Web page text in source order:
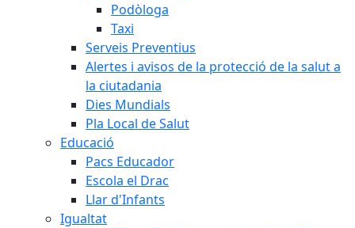
Podòloga
Taxi
Serveis Preventius
Alertes i avisos de la protecció de la salut a
la ciutadania
Dies Mundials
Pla Local de Salut
Educació
Pacs Educador
Escola el Drac
Llar d'Infants
Igualtat